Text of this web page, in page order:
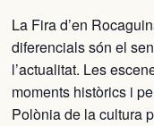
La Fira d’en
diferencials són el
l’actualitat. Les
moments històrics i
Polònia de la cultura